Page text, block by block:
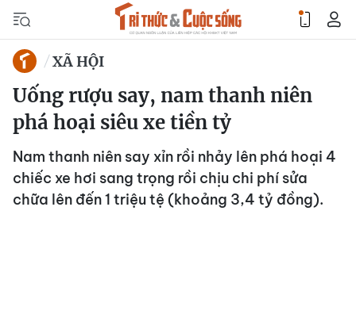
XÃ HỘI
Uống rượu say, nam thanh niên
phá hoại siêu xe tiền tỷ
Nam thanh niên say xỉn rồi nhảy lên phá hoại 4
chiếc xe hơi sang trọng rồi chịu chi phí sửa
chữa lên đến 1 triệu tệ (khoảng 3,4 tỷ đồng).